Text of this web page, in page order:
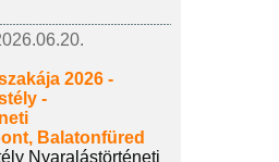
2026 -
-
Balatonfüred
Nyaralástörténeti